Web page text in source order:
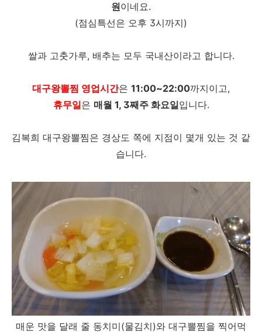
원이네요.
(점심특선은 오후 3시까지)
쌀과 고춧가루, 배추는 모두 국내산이라고 합니다.
대구왕뽈찜 영업시간은 11:00~22:00까지이고,
휴무일은 매월 1, 3째주 화요일입니다.
김복희 대구왕뽈찜은 경상도 쪽에 지점이 몇개 있는 것 같
습니다.
매운 맛을 달래 줄 동치미(물김치)와 대구뽈찜을 찍어먹